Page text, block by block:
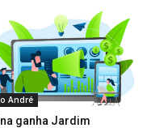
André
ganha Jardim